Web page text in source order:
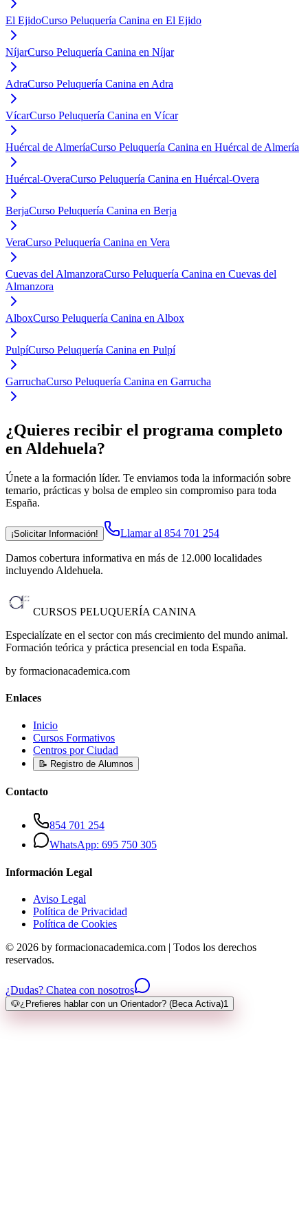
El EjidoCurso Peluquería Canina en El Ejido
NíjarCurso Peluquería Canina en Níjar
AdraCurso Peluquería Canina en Adra
VícarCurso Peluquería Canina en Vícar
Huércal de AlmeríaCurso Peluquería Canina en Huércal de Almería
Huércal-OveraCurso Peluquería Canina en Huércal-Overa
BerjaCurso Peluquería Canina en Berja
VeraCurso Peluquería Canina en Vera
Cuevas del AlmanzoraCurso Peluquería Canina en Cuevas del
Almanzora
AlboxCurso Peluquería Canina en Albox
PulpíCurso Peluquería Canina en Pulpí
GarruchaCurso Peluquería Canina en Garrucha
¿Quieres recibir el programa completo
en Aldehuela?
Únete a la formación líder. Te enviamos toda la información sobre
temario, prácticas y bolsa de empleo sin compromiso para toda
España.
¡Solicitar Información! Llamar al 854 701 254
Damos cobertura informativa en más de 12.000 localidades
incluyendo Aldehuela.
CURSOS PELUQUERÍA CANINA
Especialízate en el sector con más crecimiento del mundo animal.
Formación teórica y práctica presencial en toda España.
by formacionacademica.com
Enlaces
Inicio
Cursos Formativos
Centros por Ciudad
📝 Registro de Alumnos
Contacto
854 701 254
WhatsApp: 695 750 305
Información Legal
Aviso Legal
Política de Privacidad
Política de Cookies
© 2026 by formacionacademica.com | Todos los derechos
reservados.
¿Dudas? Chatea con nosotros
🐶¿Prefieres hablar con un Orientador? (Beca Activa)1